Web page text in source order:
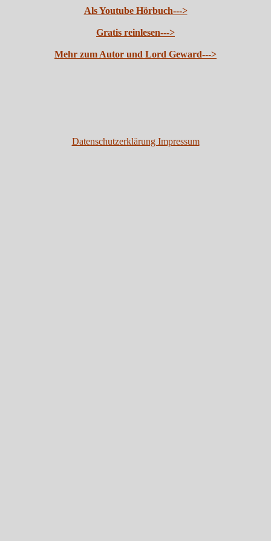
Als Youtube Hörbuch--->
Gratis reinlesen--->
Mehr zum Autor und Lord Geward--->
Datenschutzerklärung Impressum